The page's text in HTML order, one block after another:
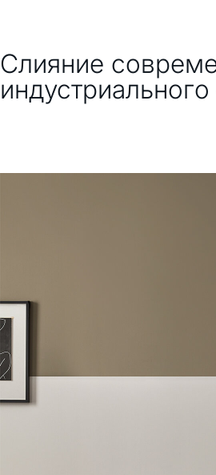
Слияние
индустриального